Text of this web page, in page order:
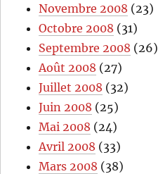
Novembre 2008 (23)
Octobre 2008 (31)
Septembre 2008 (26)
Août 2008 (27)
Juillet 2008 (32)
Juin 2008 (25)
Mai 2008 (24)
Avril 2008 (33)
Mars 2008 (38)